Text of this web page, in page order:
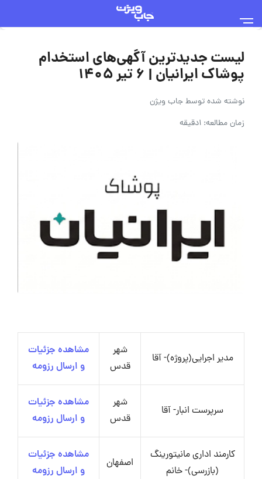
لیست جدیدترین آگهی‌های استخدام
پوشاک ایرانیان | ۶ تیر ۱۴۰۵
نوشته شده توسطجاب ویژن
زمان مطالعه: 1دقیقه
مدیر اجرایی(پروژه)- آقا
شهر
قدس
مشاهده جزئیات
و ارسال رزومه
سرپرست انبار- آقا
شهر
قدس
مشاهده جزئیات
و ارسال رزومه
کارمند اداری مانیتورینگ
(بازرسی)- خانم
اصفهان
مشاهده جزئیات
و ارسال رزومه